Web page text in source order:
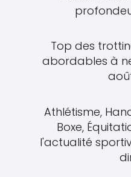
Top des
abordables à
Athlétisme,
Boxe,
l'actualité